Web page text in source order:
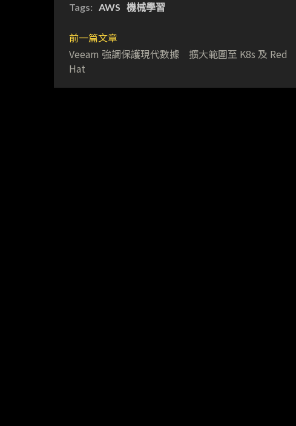
Tags: AWS 機械學習
前一篇文章
Veeam 強調保護現代數據 擴大範圍至 K8s 及 Red
Hat